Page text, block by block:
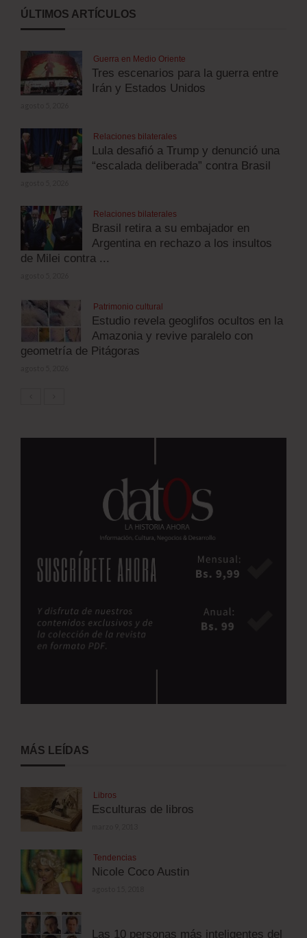
ÚLTIMOS ARTÍCULOS
Guerra en Medio Oriente
Tres escenarios para la guerra entre
Irán y Estados Unidos
Relaciones bilaterales
Lula desafió a Trump y denunció una
“escalada deliberada” contra Brasil
Relaciones bilaterales
Brasil retira a su embajador en
Argentina en rechazo a los insultos
de Milei contra ...
Patrimonio cultural
Estudio revela geoglifos ocultos en la
Amazonia y revive paralelo con
geometría de Pitágoras
MÁS LEÍDAS
Libros
Esculturas de libros
Tendencias
Nicole Coco Austin
Las 10 personas más inteligentes del